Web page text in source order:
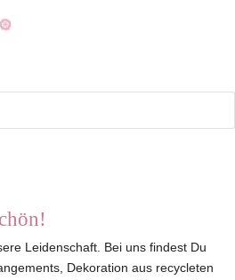
Leidenschaft. Bei uns findest Du
Dekoration aus recycleten